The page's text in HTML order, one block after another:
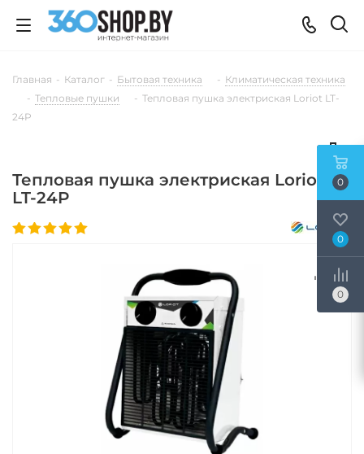
Главная - Каталог - Бытовая техника - Климатическая техника
- Тепловые пушки - Тепловая пушка электриская Loriot LT-
24P
Тепловая пушка электриская Loriot
LT-24P
0
0
0